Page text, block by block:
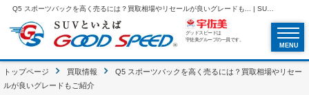
Q5 スポーツバックを高く売るには？買取相場やリセールが良いグレードも... | SUVといえばグッドスピードGOOD SPEED
グッドスピードは
宇佐美グループの一員です。
MENU
トップページ 買取情報
Q5 スポーツバックを高く売るには？買取相場やリセー
ルが良いグレードもご紹介